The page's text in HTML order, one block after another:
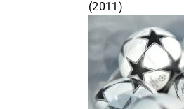
(2011)